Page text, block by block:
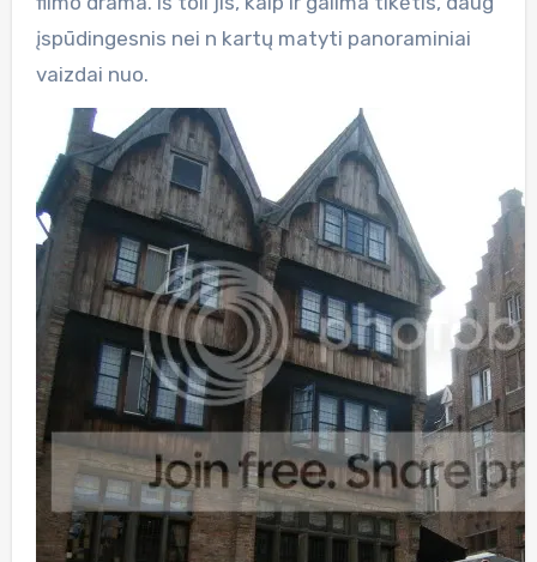
įspūdingesnis nei n kartų matyti panoraminiai
vaizdai nuo.